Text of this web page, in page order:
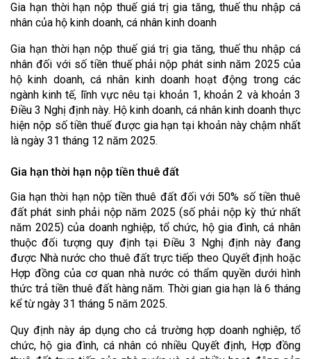
Gia hạn thời hạn nộp thuế giá trị gia tăng, thuế thu nhập cá
nhân của hộ kinh doanh, cá nhân kinh doanh
Gia hạn thời hạn nộp thuế giá trị gia tăng, thuế thu nhập cá
nhân đối với số tiền thuế phải nộp phát sinh năm 2025 của
hộ kinh doanh, cá nhân kinh doanh hoạt động trong các
ngành kinh tế, lĩnh vực nêu tại khoản 1, khoản 2 và khoản 3
Điều 3 Nghị định này. Hộ kinh doanh, cá nhân kinh doanh thực
hiện nộp số tiền thuế được gia hạn tại khoản này chậm nhất
là ngày 31 tháng 12 năm 2025.
Gia hạn thời hạn nộp tiền thuê đất
Gia hạn thời hạn nộp tiền thuê đất đối với 50% số tiền thuê
đất phát sinh phải nộp năm 2025 (số phải nộp kỳ thứ nhất
năm 2025) của doanh nghiệp, tổ chức, hộ gia đình, cá nhân
thuộc đối tượng quy định tại Điều 3 Nghị định này đang
được Nhà nước cho thuê đất trực tiếp theo Quyết định hoặc
Hợp đồng của cơ quan nhà nước có thẩm quyền dưới hình
thức trả tiền thuê đất hàng năm. Thời gian gia hạn là 6 tháng
kể từ ngày 31 tháng 5 năm 2025.
Quy định này áp dụng cho cả trường hợp doanh nghiệp, tổ
chức, hộ gia đình, cá nhân có nhiều Quyết định, Hợp đồng